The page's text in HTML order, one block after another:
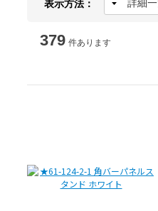
表示方法：
379 件あります